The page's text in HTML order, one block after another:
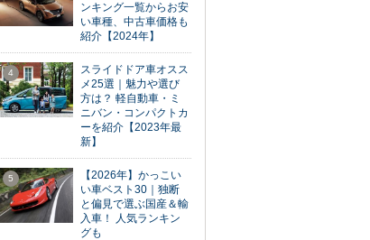
ンキング一覧からお安
い車種、中古車価格も
紹介【2024年】
4
スライドドア車オスス
メ25選｜魅力や選び
方は？ 軽自動車・ミ
ニバン・コンパクトカ
ーを紹介【2023年最
新】
5
【2026年】かっこい
い車ベスト30｜独断
と偏見で選ぶ国産＆輸
入車！ 人気ランキン
グも